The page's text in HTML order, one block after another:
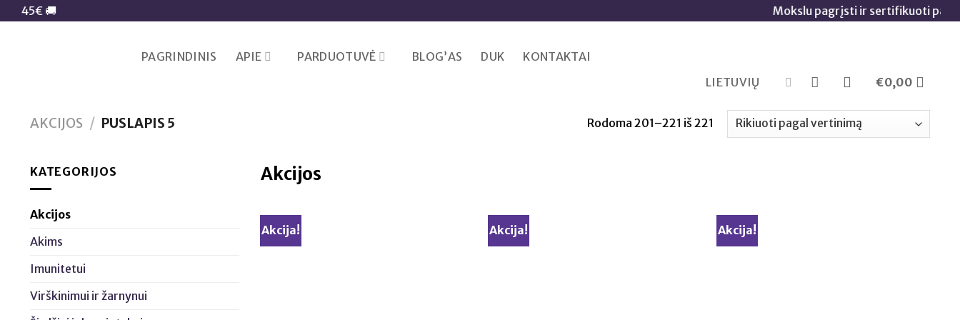
Skip
Mokslu pagrįsti ir sertifikuoti papildai 🧬
PAGRINDINIS APIE PARDUOTUVĖ BLOG’AS DUK
KONTAKTAI
LIETUVIŲ
€0,00
AKCIJOS / PUSLAPIS 5 Rodoma 201–221 iš 221 Rūšiuojama
pagal
KATEGORIJOS
Akcijos
Akims
Imunitetui
Virškinimui ir žarnynui
Akcijos
Akcija! Akcija! Akcija!